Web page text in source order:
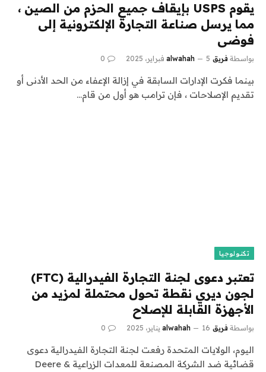
يقوم USPS بإيقاف جميع الحزم من الصين ،
مما يرسل صناعة التجارة الإلكترونية إلى
فوضى
بواسطة فريق alwahah 5 فبراير، 2025 0
بينما فكرت الإدارات السابقة في إزالة الإعفاء من الحد الأدنى أو
تقديم الإصلاحات ، فإن ترامب هو أول من قام…
تكنولوجيا
تعتبر دعوى لجنة التجارة الفيدرالية (FTC)
لجون ديري نقطة تحول محتملة لمزيد من
الأجهزة القابلة للإصلاح
بواسطة فريق alwahah 16 يناير، 2025 0
اليوم، الولايات المتحدة رفعت لجنة التجارة الفيدرالية دعوى
قضائية ضد الشركة المصنعة للمعدات الزراعية Deere &